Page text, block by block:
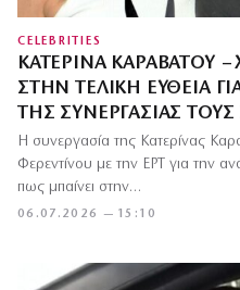
CELEBRITIES
ΚΑΤΕΡΊΝΑ ΚΑΡΑΒΆΤΟΥ
ΣΤΗΝ ΤΕΛΙΚΉ ΕΥΘΕΊΑ
ΤΗΣ ΣΥΝΕΡΓΑΣΊΑΣ
06.07.2026 — 15:10
Η συνεργασία της Κατερίνας
Φερεντίνου με την ΕΡΤ για την
πως μπαίνει στην…